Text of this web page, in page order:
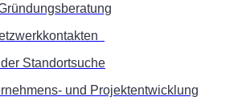
Standortsuche
und Projektentwicklung